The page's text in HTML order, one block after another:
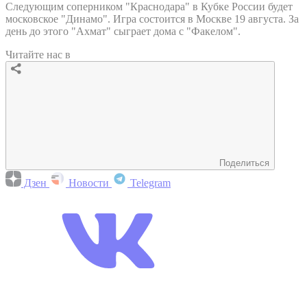
Следующим соперником "Краснодара" в Кубке России будет
московское "Динамо". Игра состоится в Москве 19 августа. За
день до этого "Ахмат" сыграет дома с "Факелом".
Читайте нас в
Поделиться
Дзен Новости Telegram